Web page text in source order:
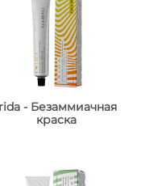
- Безаммиачная
краска